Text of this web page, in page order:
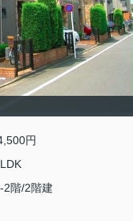
円
2階/2階建